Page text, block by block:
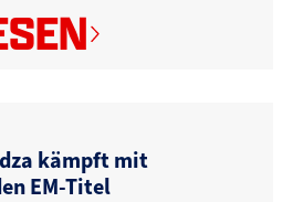
kämpft mit
EM-Titel